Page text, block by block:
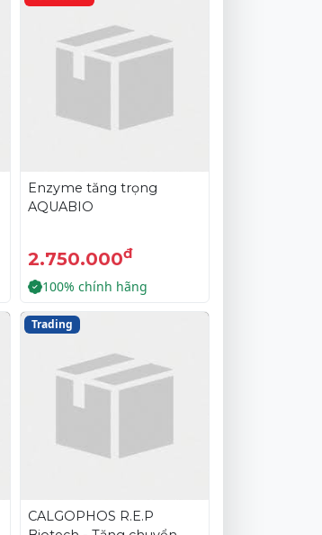
Enzyme tăng trọng
AQUABIO
2.750.000đ
100% chính hãng
Trading
CALGOPHOS R.E.P